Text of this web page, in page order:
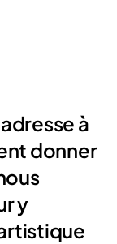
à
donner
y